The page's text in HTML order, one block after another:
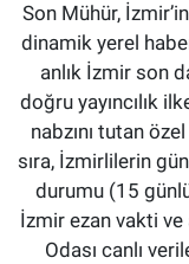
Son Mühür,
dinamik yerel
anlık İzmir son
doğru yayıncılık
nabzını tutan
sıra, İzmirlilerin
durumu (15
İzmir ezan vakti ve
Odası canlı